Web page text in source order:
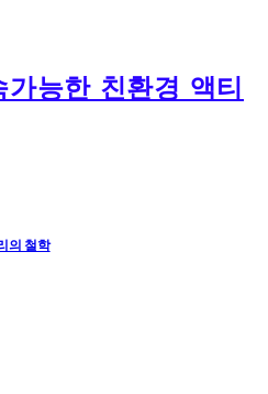
능한 친환경 액티
의 철학